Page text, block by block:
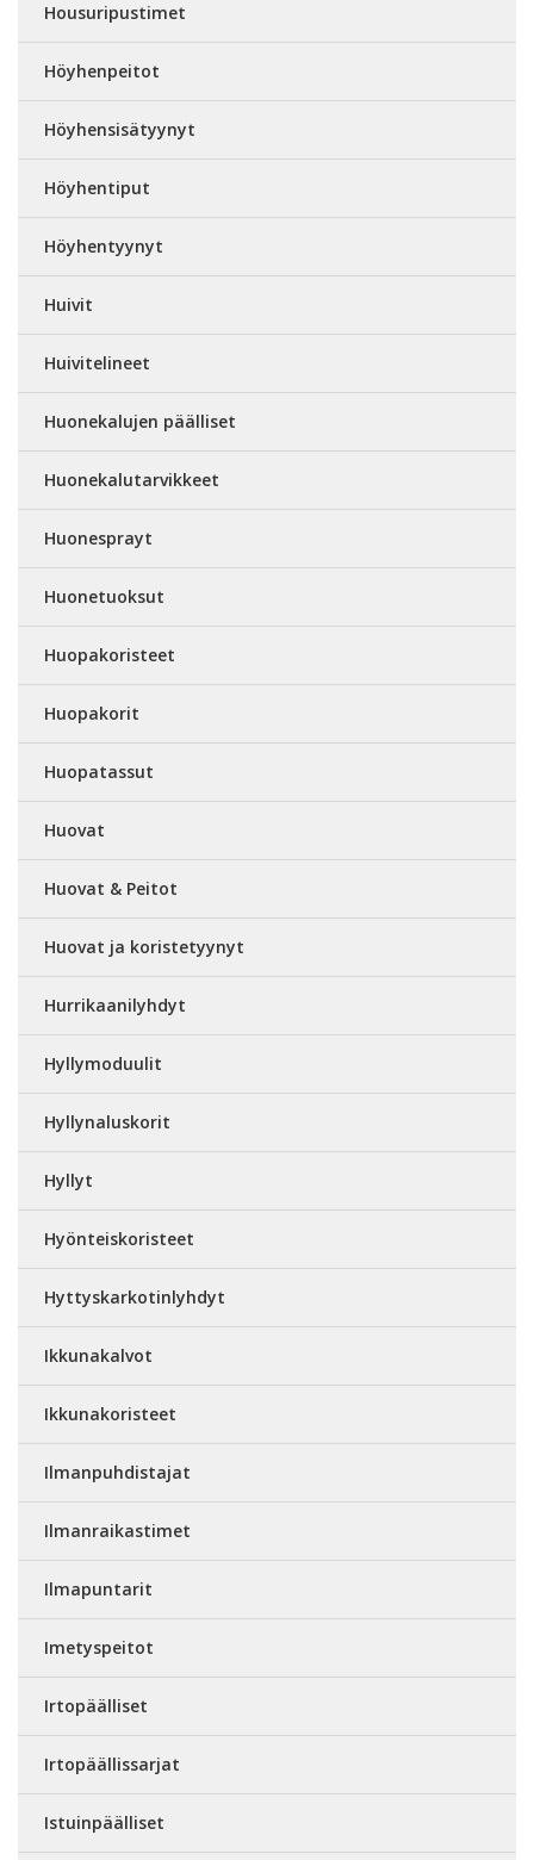
Housuripustimet
Höyhenpeitot
Höyhensisätyynyt
Höyhentiput
Höyhentyynyt
Huivit
Huivitelineet
Huonekalujen päälliset
Huonekalutarvikkeet
Huonesprayt
Huonetuoksut
Huopakoristeet
Huopakorit
Huopatassut
Huovat
Huovat & Peitot
Huovat ja koristetyynyt
Hurrikaanilyhdyt
Hyllymoduulit
Hyllynaluskorit
Hyllyt
Hyönteiskoristeet
Hyttyskarkotinlyhdyt
Ikkunakalvot
Ikkunakoristeet
Ilmanpuhdistajat
Ilmanraikastimet
Ilmapuntarit
Imetyspeitot
Irtopäälliset
Irtopäällissarjat
Istuinpäälliset